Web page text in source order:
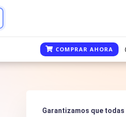
COMPRAR AHORA
Garantizamos que todas